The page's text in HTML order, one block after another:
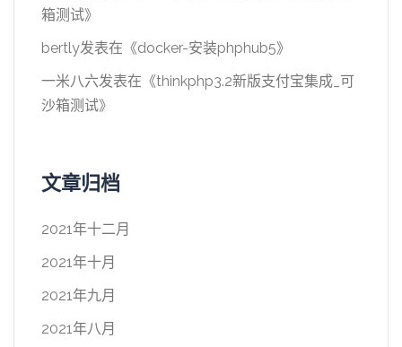
箱测试》
bertly发表在《docker-安装phphub5》
一米八六发表在《thinkphp3.2新版支付宝集成_可
沙箱测试》
文章归档
2021年十二月
2021年十月
2021年九月
2021年八月